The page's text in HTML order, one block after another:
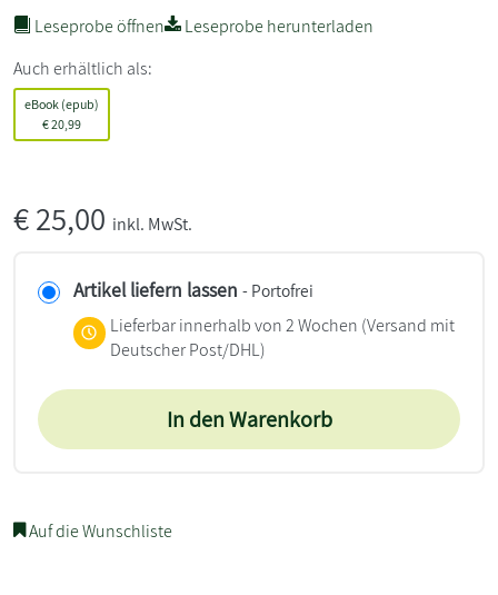
Leseprobe öffnen
Leseprobe herunterladen
Auch erhältlich als:
eBook (epub)
€20,99
€25,00 inkl. MwSt.
Artikel liefern lassen - Portofrei
Lieferbar innerhalb von 2 Wochen (Versand mit
Deutscher Post/DHL)
In den Warenkorb
Auf die Wunschliste